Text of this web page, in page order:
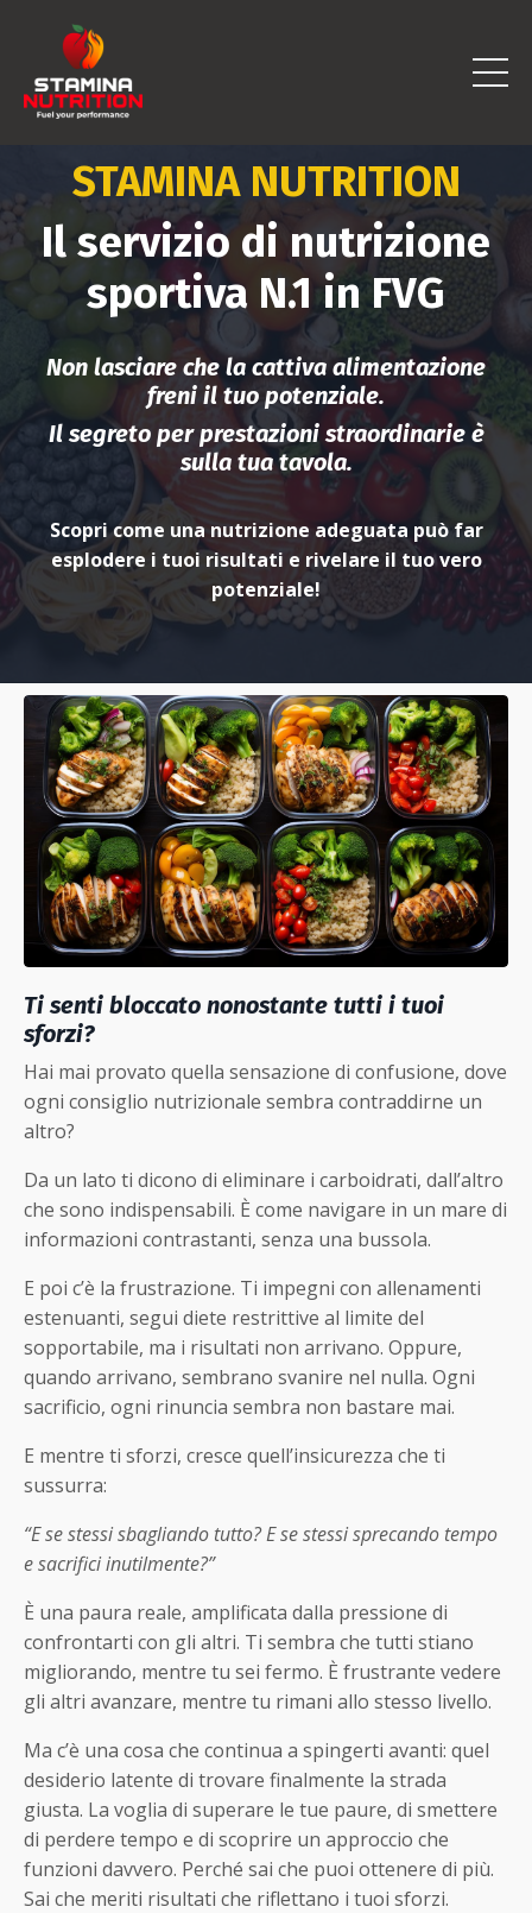
STAMINA NUTRITION
Il servizio di nutrizione
sportiva N.1 in FVG
Non lasciare che la cattiva alimentazione
freni il tuo potenziale.
Il segreto per prestazioni straordinarie è
sulla tua tavola.
Scopri come una nutrizione adeguata può far
esplodere i tuoi risultati e rivelare il tuo vero
potenziale!
Ti senti bloccato nonostante tutti i tuoi
sforzi?
Hai mai provato quella sensazione di confusione, dove
ogni consiglio nutrizionale sembra contraddirne un
altro?
Da un lato ti dicono di eliminare i carboidrati, dall’altro
che sono indispensabili. È come navigare in un mare di
informazioni contrastanti, senza una bussola.
E poi c’è la frustrazione. Ti impegni con allenamenti
estenuanti, segui diete restrittive al limite del
sopportabile, ma i risultati non arrivano. Oppure,
quando arrivano, sembrano svanire nel nulla. Ogni
sacrificio, ogni rinuncia sembra non bastare mai.
E mentre ti sforzi, cresce quell’insicurezza che ti
sussurra:
“E se stessi sbagliando tutto? E se stessi sprecando tempo
e sacrifici inutilmente?”
È una paura reale, amplificata dalla pressione di
confrontarti con gli altri. Ti sembra che tutti stiano
migliorando, mentre tu sei fermo. È frustrante vedere
gli altri avanzare, mentre tu rimani allo stesso livello.
Ma c’è una cosa che continua a spingerti avanti: quel
desiderio latente di trovare finalmente la strada
giusta. La voglia di superare le tue paure, di smettere
di perdere tempo e di scoprire un approccio che
funzioni davvero. Perché sai che puoi ottenere di più.
Sai che meriti risultati che riflettano i tuoi sforzi.